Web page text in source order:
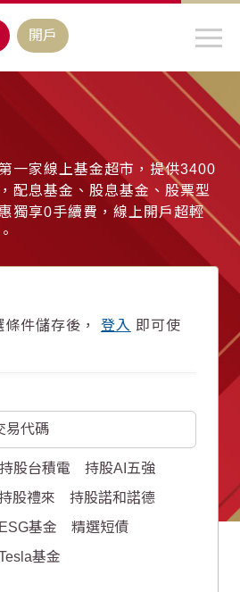
開戶
一家線上基金超市，提供3400
配息基金、股息基金、股票型
獨享0手續費，線上開戶超輕
件儲存後，
登入
即可使
持股台積電
持股AI五強
股禮來
持股諾和諾德
ESG基金
精選短債
基金